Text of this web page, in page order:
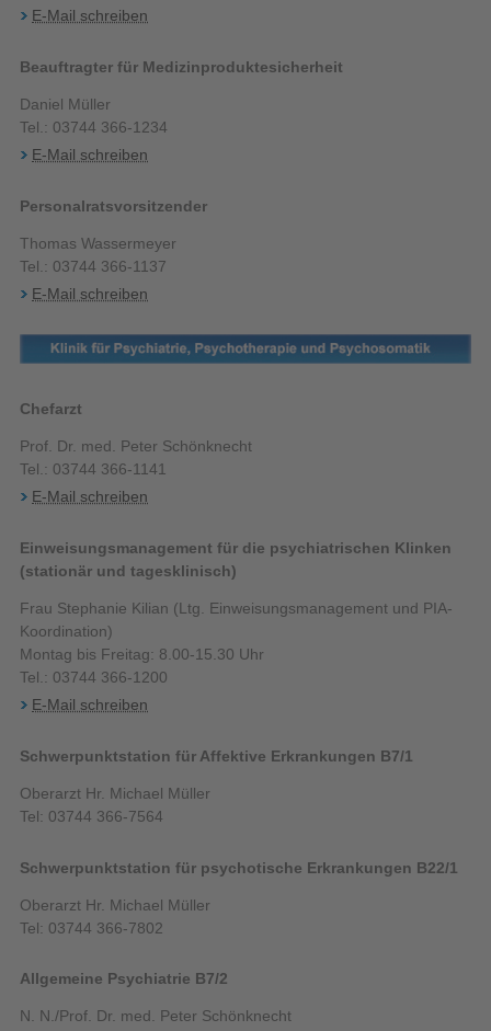
E-Mail schreiben
Beauftragter für Medizinproduktesicherheit
Daniel Müller
Tel.: 03744 366-1234
E-Mail schreiben
Personalratsvorsitzender
Thomas Wassermeyer
Tel.: 03744 366-1137
E-Mail schreiben
Chefarzt
Prof. Dr. med. Peter Schönknecht
Tel.: 03744 366-1141
E-Mail schreiben
Einweisungsmanagement für die psychiatrischen Klinken
(stationär und tagesklinisch)
Frau Stephanie Kilian (Ltg. Einweisungsmanagement und PIA-
Koordination)
Montag bis Freitag: 8.00-15.30 Uhr
Tel.: 03744 366-1200
E-Mail schreiben
Schwerpunktstation für Affektive Erkrankungen B7/1
Oberarzt Hr. Michael Müller
Tel: 03744 366-7564
Schwerpunktstation für psychotische Erkrankungen B22/1
Oberarzt Hr. Michael Müller
Tel: 03744 366-7802
Allgemeine Psychiatrie B7/2
N. N./Prof. Dr. med. Peter Schönknecht